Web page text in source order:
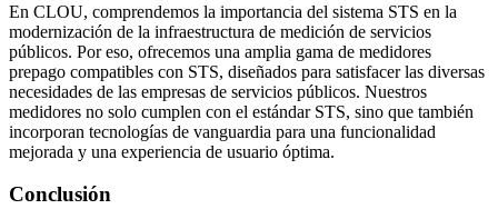
En CLOU, comprendemos la importancia del sistema STS en la
modernización de la infraestructura de medición de servicios
públicos. Por eso, ofrecemos una amplia gama de medidores
prepago compatibles con STS, diseñados para satisfacer las diversas
necesidades de las empresas de servicios públicos. Nuestros
medidores no solo cumplen con el estándar STS, sino que también
incorporan tecnologías de vanguardia para una funcionalidad
mejorada y una experiencia de usuario óptima.
Conclusión